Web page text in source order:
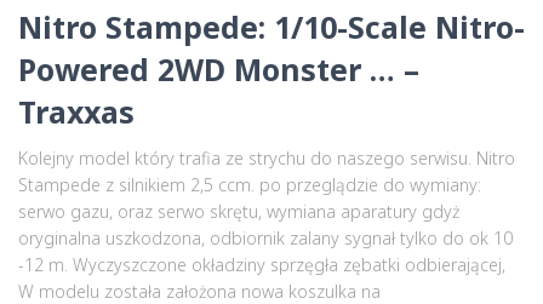
Nitro Stampede: 1/10-Scale Nitro-
Powered 2WD Monster … –
Traxxas
Kolejny model który trafia ze strychu do naszego serwisu. Nitro
Stampede z silnikiem 2,5 ccm. po przeglądzie do wymiany:
serwo gazu, oraz serwo skrętu, wymiana aparatury gdyż
oryginalna uszkodzona, odbiornik zalany sygnał tylko do ok 10
-12 m. Wyczyszczone okładziny sprzęgła zębatki odbierającej,
W modelu została założona nowa koszulka na